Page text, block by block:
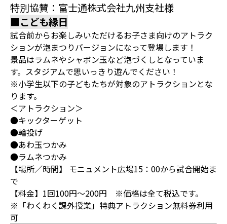
特別協賛：富士通株式会社九州支社様
■こども縁日
試合前からお楽しみいただけるお子さま向けのアトラク
ションが泡まつりバージョンになって登場します！
景品はラムネやシャボン玉など泡づくしとなっていま
す。スタジアムで思いっきり遊んでください！
※小学生以下の子どもたちが対象のアトラクションとな
ります。
＜アトラクション＞
●キックターゲット
●輪投げ
●あわ玉つかみ
●ラムネつかみ
【場所／時間】 モニュメント広場15：00から試合開始ま
で
【料金】1回100円～200円 ※価格は全て税込です。
※「わくわく課外授業」特典アトラクション無料券利用
可